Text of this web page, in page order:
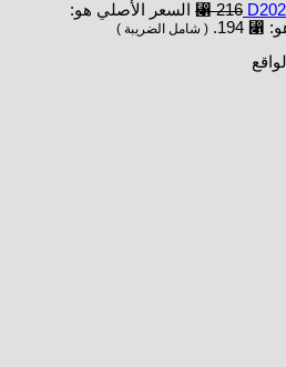
⃁216
السعر الأصلي هو:
194. ( شامل الضريبة )